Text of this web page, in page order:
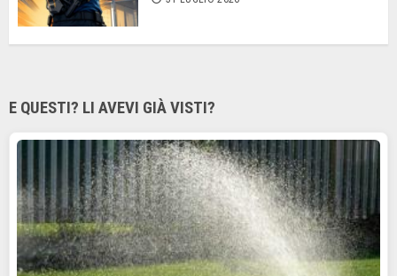
E QUESTI? LI AVEVI GIÀ VISTI?